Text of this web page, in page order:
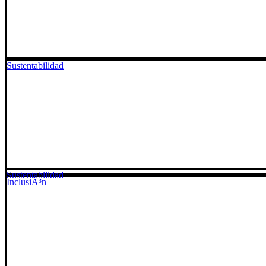
Sustentabilidad
InclusiÃ³n
Sustentabilidad